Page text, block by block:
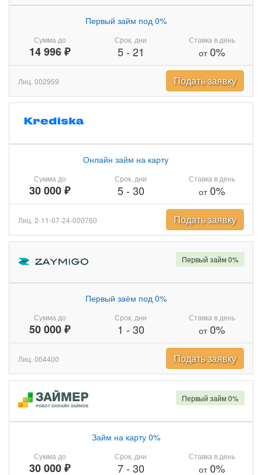
Сумма до
14 996 ₽
Первый займ под 0%
Срок, дни
5- 21
Ставка в день
от0%
Лиц. 002959 Подать заявку
Сумма до
30 000 ₽
Онлайн займ на карту
Срок, дни
5- 30
Ставка в день
от0%
Лиц. 2-11-07-24-000760 Подать заявку
Сумма до
50 000 ₽
Первый заём под 0%
Срок, дни
1 - 30
Ставка в день
от0%
Первый займ 0%
Лиц. 004400 Подать заявку
Сумма до
30 000 ₽
Займ на карту 0%
Срок, дни
7- 30
Ставка в день
от0%
Первый займ 0%